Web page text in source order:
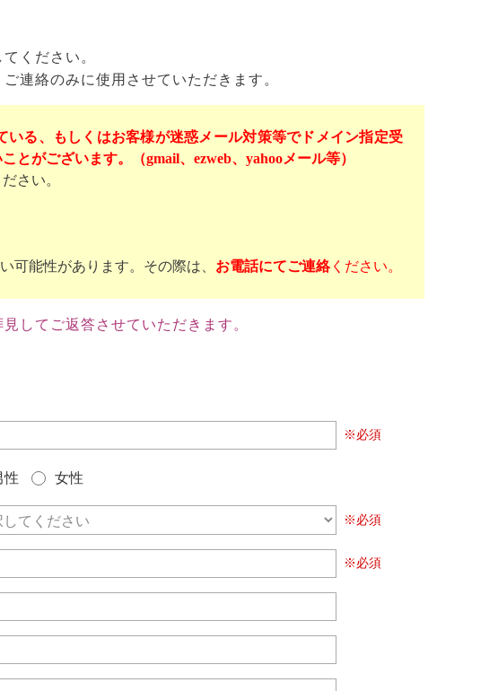
ください。
連絡のみに使用させていただきます。
る、もしくはお客様が迷惑メール対策等でドメイン指定受
がございます。（gmail、ezweb、yahooメール等）
さい。
可能性があります。その際は、 お電話にてご連絡ください。
してご返答させていただきます。
※必須
性 女性
※必須
※必須